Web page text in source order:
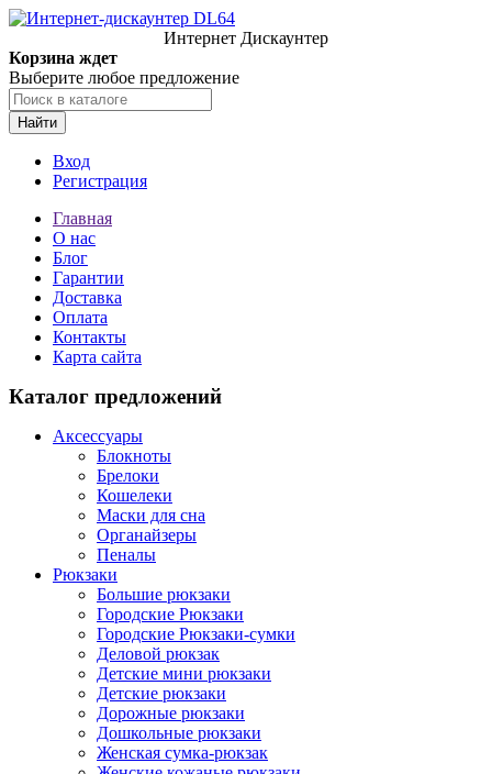
Интернет Дискаунтер
Корзина ждет
Выберите любое предложение
Найти
Вход
Регистрация
Главная
О нас
Блог
Гарантии
Доставка
Оплата
Контакты
Карта сайта
Каталог предложений
Аксессуары
Блокноты
Брелоки
Кошелеки
Маски для сна
Органайзеры
Пеналы
Рюкзаки
Большие рюкзаки
Городские Рюкзаки
Городские Рюкзаки-сумки
Деловой рюкзак
Детские мини рюкзаки
Детские рюкзаки
Дорожные рюкзаки
Дошкольные рюкзаки
Женская сумка-рюкзак